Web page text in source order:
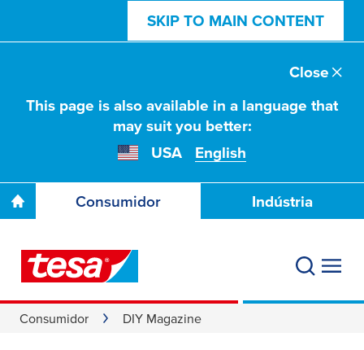
SKIP TO MAIN CONTENT
This page is also available in a language that
may suit you better:
USA
English
Close
Consumidor Indústria
Consumidor DIY Magazine